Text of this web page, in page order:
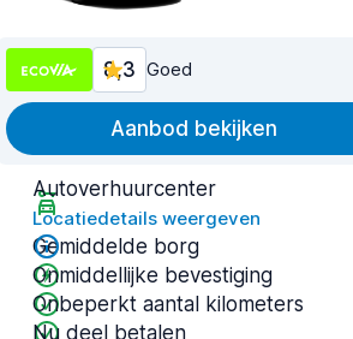
8,3 Goed
Aanbod bekijken
Autoverhuurcenter
Locatiedetails weergeven
Gemiddelde borg
Onmiddellijke bevestiging
Onbeperkt aantal kilometers
Nu deel betalen